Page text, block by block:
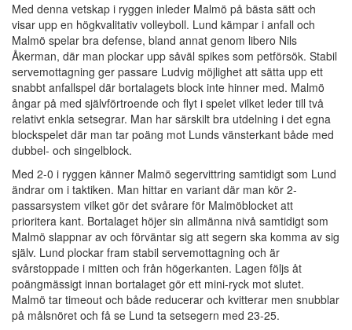
Med denna vetskap i ryggen inleder Malmö på bästa sätt och
visar upp en högkvalitativ volleyboll. Lund kämpar i anfall och
Malmö spelar bra defense, bland annat genom libero Nils
Åkerman, där man plockar upp såväl spikes som petförsök. Stabil
servemottagning ger passare Ludvig möjlighet att sätta upp ett
snabbt anfallspel där bortalagets block inte hinner med. Malmö
ångar på med självförtroende och flyt i spelet vilket leder till två
relativt enkla setsegrar. Man har särskilt bra utdelning i det egna
blockspelet där man tar poäng mot Lunds vänsterkant både med
dubbel- och singelblock.
Med 2-0 i ryggen känner Malmö segervittring samtidigt som Lund
ändrar om i taktiken. Man hittar en variant där man kör 2-
passarsystem vilket gör det svårare för Malmöblocket att
prioritera kant. Bortalaget höjer sin allmänna nivå samtidigt som
Malmö slappnar av och förväntar sig att segern ska komma av sig
själv. Lund plockar fram stabil servemottagning och är
svårstoppade i mitten och från högerkanten. Lagen följs åt
poängmässigt innan bortalaget gör ett mini-ryck mot slutet.
Malmö tar timeout och både reducerar och kvitterar men snubblar
på målsnöret och få se Lund ta setsegern med 23-25.